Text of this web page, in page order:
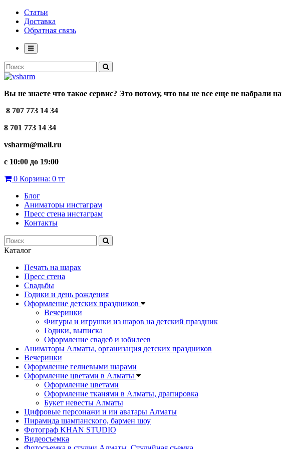
Статьи
Доставка
Обратная связь
Вы не знаете что такое сервис? Это потому, что вы не все еще не набрали
8 707 773 14 34
8 701 773 14 34
vsharm@mail.ru
c 10:00 до 19:00
0 Корзина: 0 тг
Блог
Аниматоры инстаграм
Пресс стена инстаграм
Контакты
Каталог
Печать на шарах
Пресс стена
Свадьбы
Годики и день рождения
Оформление детских праздников
Вечеринки
Фигуры и игрушки из шаров на детский праздник
Годики, выписка
Оформление свадеб и юбилеев
Аниматоры Алматы, организация детских праздников
Вечеринки
Оформление гелиевыми шарами
Оформление цветами в Алматы
Оформление цветами
Оформление тканями в Алматы, драпировка
Букет невесты Алматы
Цифровые персонажи и ии аватары Алматы
Пирамида шампанского, бармен шоу
Фотограф KHAN STUDIO
Видеосъемка